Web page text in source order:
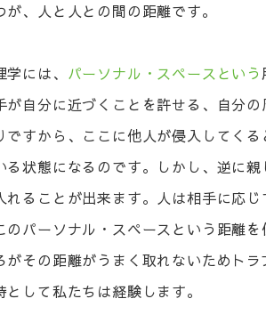
が、人と人との間の距離です。
には、 パーソナル・スペースという
が自分に近づくことを許せる、自分
ですから、ここに他人が侵入してく
る状態になるのです。しかし、逆に
れることが出来ます。人は相手に応
のパーソナル・スペースという距離
がその距離がうまく取れないためト
として私たちは経験します。